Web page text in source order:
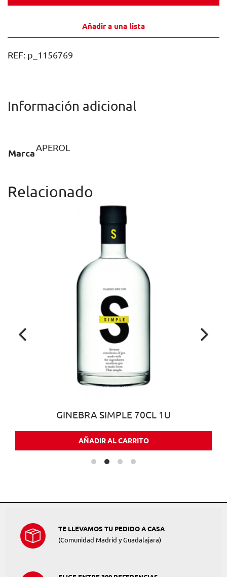
Añadir a una lista
REF: p_1156769
Información adicional
Marca
APEROL
Relacionado
GINEBRA SIMPLE 70CL 1U
AÑADIR AL CARRITO
TE LLEVAMOS TU PEDIDO A CASA
(Comunidad Madrid y Guadalajara)